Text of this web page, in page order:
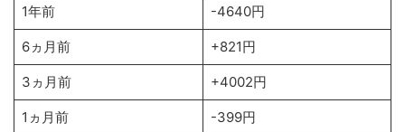
1年前 -4640円
6ヵ月前 +821円
3ヵ月前 +4002円
1ヵ月前 -399円